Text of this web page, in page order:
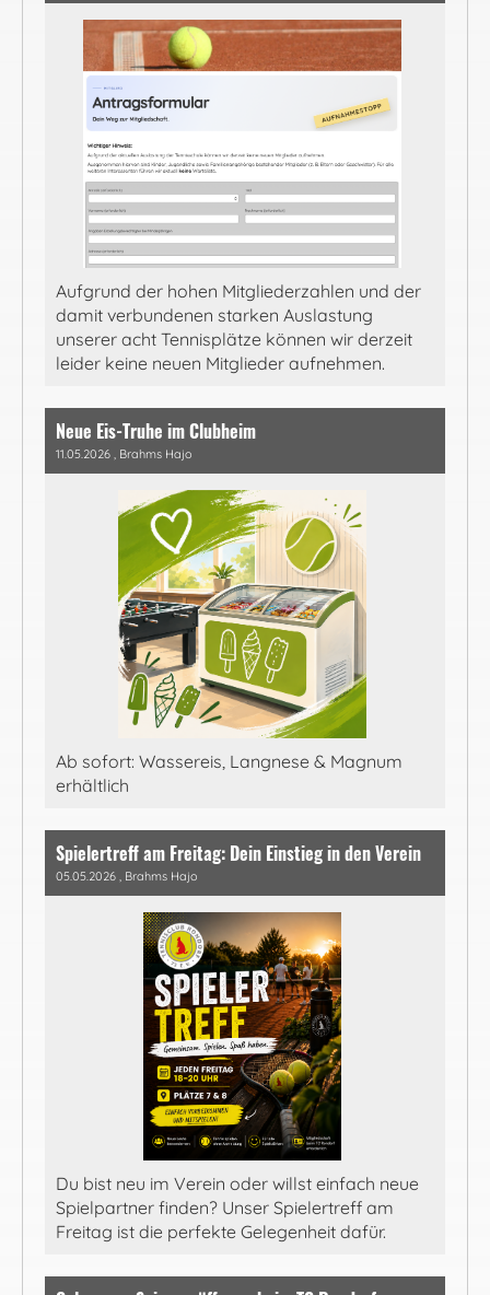
Aufgrund der hohen Mitgliederzahlen und der
damit verbundenen starken Auslastung
unserer acht Tennisplätze können wir derzeit
leider keine neuen Mitglieder aufnehmen.
Neue Eis-Truhe im Clubheim
11.05.2026 , Brahms Hajo
Ab sofort: Wassereis, Langnese & Magnum
erhältlich
Spielertreff am Freitag: Dein Einstieg in den Verein
05.05.2026 , Brahms Hajo
Du bist neu im Verein oder willst einfach neue
Spielpartner finden? Unser Spielertreff am
Freitag ist die perfekte Gelegenheit dafür.